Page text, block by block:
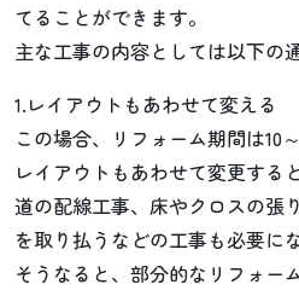
てることができます。
主な工事の内容としては以下の
1.レイアウトもあわせて変える
この場合、リフォーム期間は10
レイアウトもあわせて変更する
道の配線工事、床やクロスの張
を取り払うなどの工事も必要に
そうなると、部分的なリフォー